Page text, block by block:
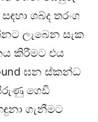
ශබ්ද තරංග
ලැබෙන සැක
කිරීමට එය
ඝන ස්කන්ධ
ගෙඩි
ගැනීමට